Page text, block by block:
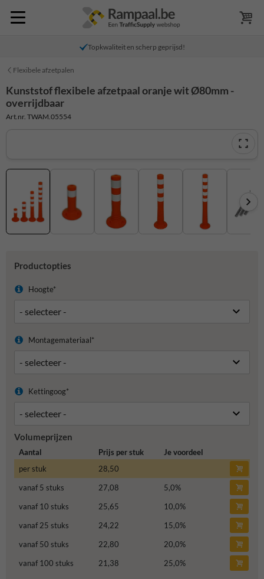
Topkwaliteit en scherp geprijsd!
Flexibele afzetpalen
Kunststof flexibele afzetpaal oranje wit Ø80mm -
overrijdbaar
Art.nr. TWAM.05554
Productopties
Hoogte*
Montagemateriaal*
Kettingoog*
Volumeprijzen
Aantal Prijs per stuk
Je voordeel
per stuk
28,50
vanaf 5 stuks
27,08 5,0%
vanaf 10 stuks
25,65 10,0%
vanaf 25 stuks
24,22 15,0%
vanaf 50 stuks
22,80 20,0%
vanaf 100 stuks
21,38 25,0%